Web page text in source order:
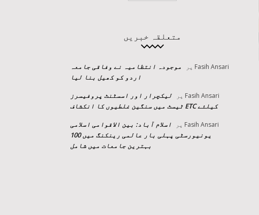
متعلقہ خبریں
Fasih Ansari پر
موجودہ انتظامیہ نے وفاقی جامعہ
اردو کو کھیل بنا لیا
Fasih Ansari پر
لیکچرار اور اسسٹنٹ پروفیسرز
کیلئے ETC ٹیسٹ میں سنگین غلطیوں کا انکشاف
Fasih Ansari پر
اسلام آباد: بین الاقوامی اسلامی
یونیورسٹی پہلی بار عالمی رینکنگ میں 100
بہترین جامعات میں شامل